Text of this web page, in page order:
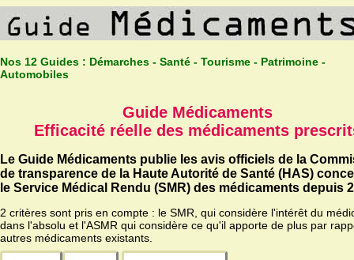
Nos 12 Guides : Démarches - Santé - Tourisme - Patrimoine -
Automobiles
Guide Médicaments
Efficacité réelle des médicaments
Le Guide Médicaments publie les avis officiels de la
de transparence de la Haute Autorité de Santé (HAS)
le Service Médical Rendu (SMR) des médicaments depuis
2 critères sont pris en compte : le SMR, qui considère l'intérêt du
dans l'absolu et l'ASMR qui considère ce qu'il apporte de plus par
autres médicaments existants.